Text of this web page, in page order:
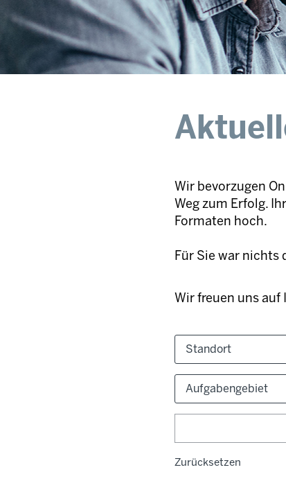
Wir bevorzugen
Weg zum Erfolg.
Formaten hoch.
Für Sie war nichts
Wir freuen uns auf
Standort
Aufgabengebiet
Zurücksetzen